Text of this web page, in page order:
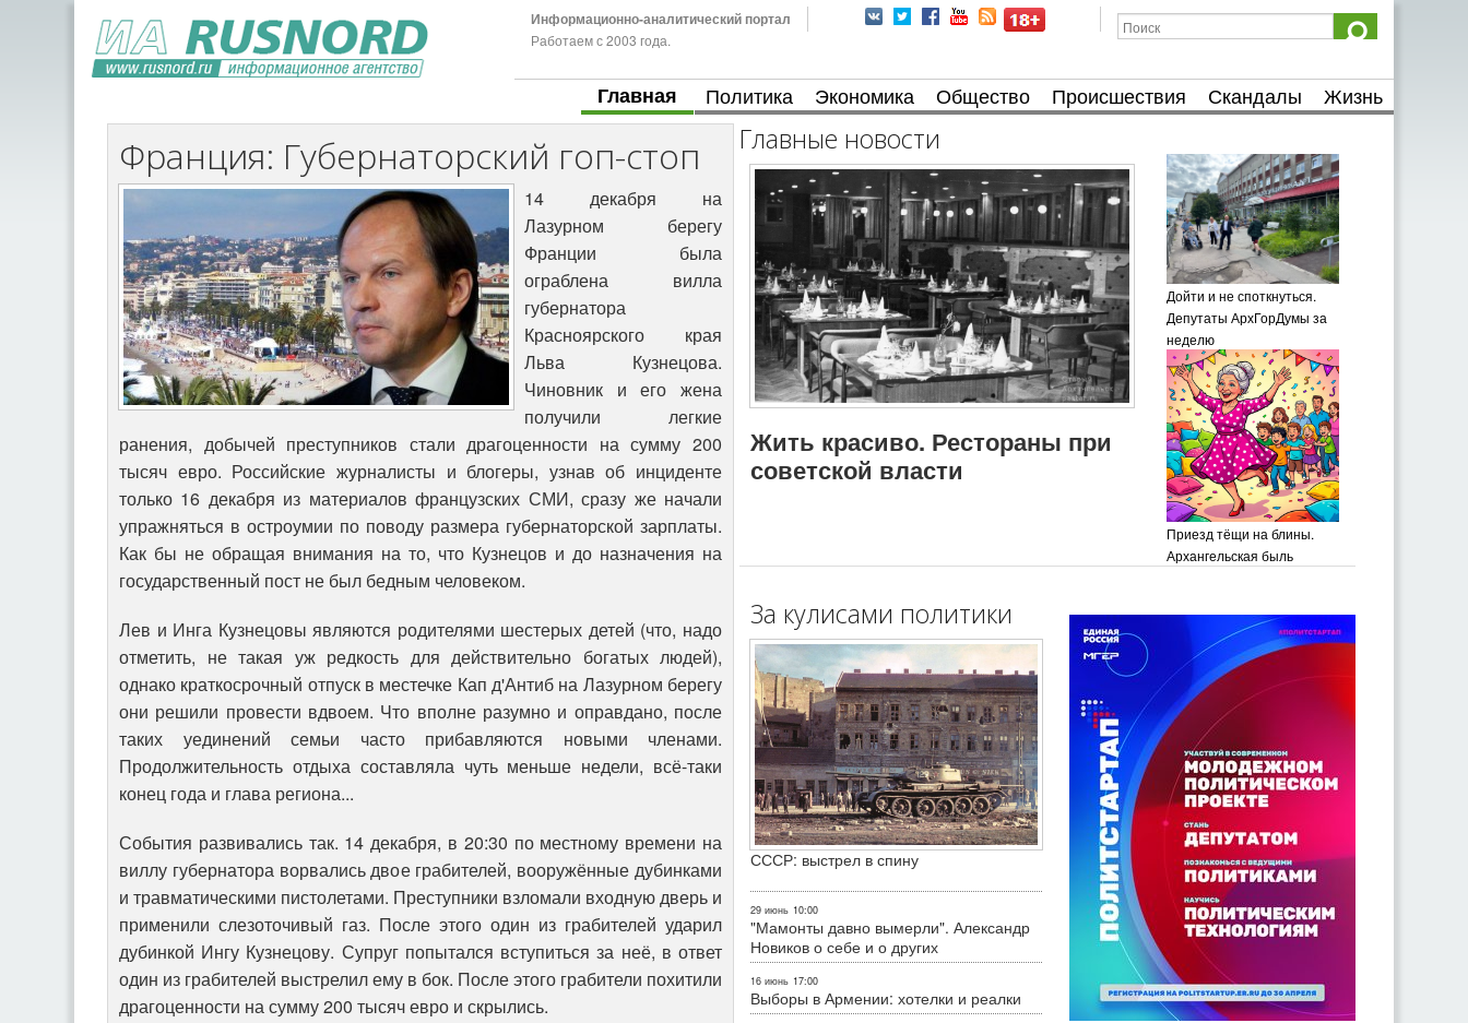
Информационно-аналитический портал
Работаем с 2003 года.
Главная Политика Экономика Общество Происшествия Скандалы Жизнь
Франция: Губернаторский гоп-стоп
14 декабря на
Лазурном берегу
Франции была
ограблена вилла
губернатора
Красноярского края
Льва Кузнецова.
Чиновник и его жена
получили легкие
ранения, добычей преступников стали драгоценности на сумму 200
тысяч евро. Российские журналисты и блогеры, узнав об инциденте
только 16 декабря из материалов французских СМИ, сразу же начали
упражняться в остроумии по поводу размера губернаторской зарплаты.
Как бы не обращая внимания на то, что Кузнецов и до назначения на
государственный пост не был бедным человеком.
Лев и Инга Кузнецовы являются родителями шестерых детей (что, надо
отметить, не такая уж редкость для действительно богатых людей),
однако краткосрочный отпуск в местечке Кап д'Антиб на Лазурном берегу
они решили провести вдвоем. Что вполне разумно и оправдано, после
таких уединений семьи часто прибавляются новыми членами.
Продолжительность отдыха составляла чуть меньше недели, всё-таки
конец года и глава региона...
События развивались так. 14 декабря, в 20:30 по местному времени на
виллу губернатора ворвались двое грабителей, вооружённые дубинками
и травматическими пистолетами. Преступники взломали входную дверь и
применили слезоточивый газ. После этого один из грабителей ударил
дубинкой Ингу Кузнецову. Супруг попытался вступиться за неё, в ответ
один из грабителей выстрелил ему в бок. После этого грабители похитили
драгоценности на сумму 200 тысяч евро и скрылись.
Главные новости
Жить красиво. Рестораны при
советской власти
Дойти и не споткнуться.
Депутаты АрхГорДумы за
неделю
Приезд тёщи на блины.
Архангельская быль
За кулисами политики
СССР: выстрел в спину
29 июнь 10:00
"Мамонты давно вымерли". Александр
Новиков о себе и о других
16 июнь 17:00
Выборы в Армении: хотелки и реалки